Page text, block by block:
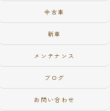
中古車
新車
メンテナンス
ブログ
お問い合わせ